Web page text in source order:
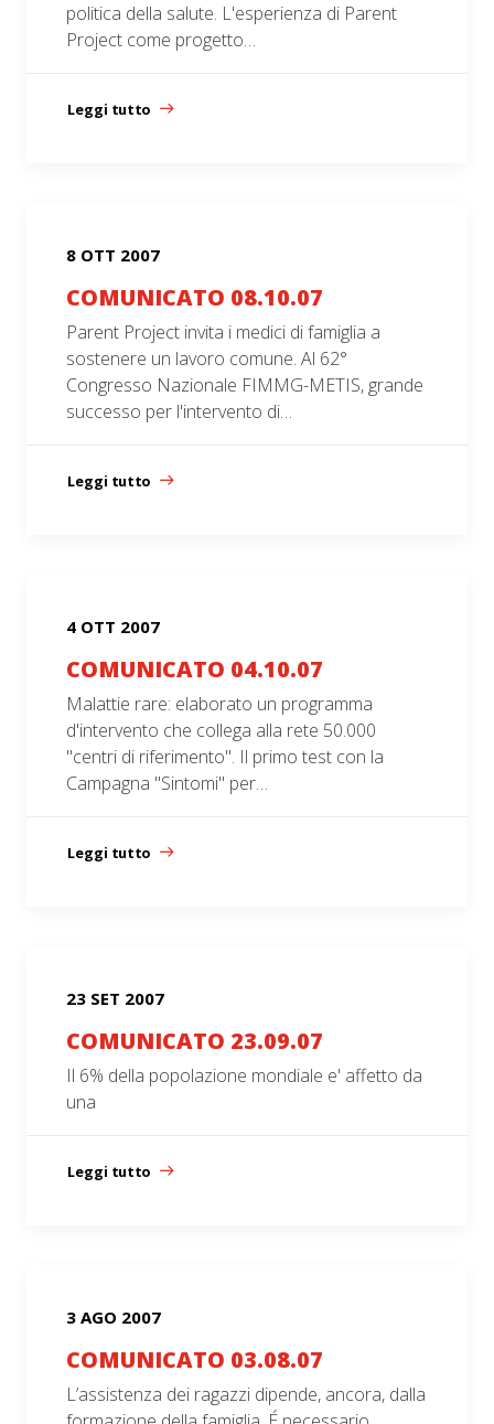
politica della salute. L'esperienza di Parent
Project come progetto…
Leggi tutto
8 OTT 2007
COMUNICATO 08.10.07
Parent Project invita i medici di famiglia a
sostenere un lavoro comune. Al 62°
Congresso Nazionale FIMMG-METIS, grande
successo per l'intervento di…
Leggi tutto
4 OTT 2007
COMUNICATO 04.10.07
Malattie rare: elaborato un programma
d'intervento che collega alla rete 50.000
"centri di riferimento". Il primo test con la
Campagna "Sintomi" per…
Leggi tutto
23 SET 2007
COMUNICATO 23.09.07
Il 6% della popolazione mondiale e' affetto da
una
Leggi tutto
3 AGO 2007
COMUNICATO 03.08.07
L’assistenza dei ragazzi dipende, ancora, dalla